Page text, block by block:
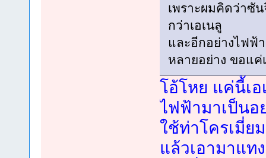
เพราะผมคิดว่าซั
กว่าเอเนลู
และอีกอย่างไฟฟ้
หลายอย่าง ขอแ
โอ้โหย แค่นี้เ
ไฟฟ้ามาเป็นอ
ใช้ท่าโครเมี่ย
แล้วเอามาแท